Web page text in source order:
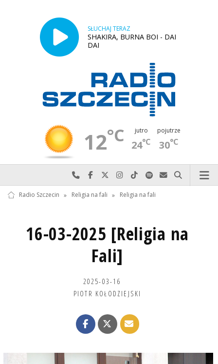
SŁUCHAJ TERAZ
SHAKIRA, BURNA BOI - DAI
DAI
12°C jutro
24°C
pojutrze
30°C
Najlepiej po prostu do nas zadzwoń
Odwiedź nas na Facebook-u
Odwiedź nas na X
Odwiedź nas na Instagram-ie
Odwiedź nas na TikTok-u
Szukaj nas na Spotify
Wyślij do nas
Szukaj
Radio Szczecin » Religia na fali » Religia na fali
16-03-2025 [Religia na
Fali]
2025-03-16
PIOTR KOŁODZIEJSKI